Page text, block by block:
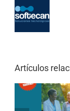
Artículos